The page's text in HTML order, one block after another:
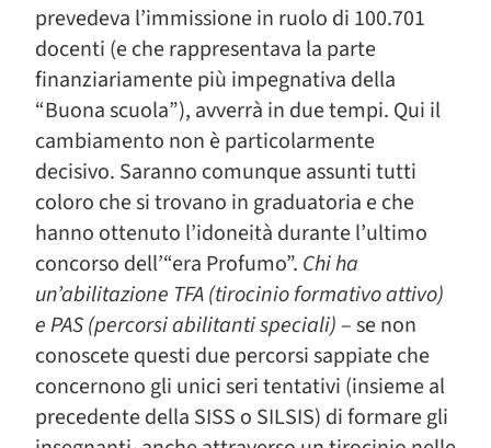
prevedeva l’immissione in ruolo di 100.701
docenti (e che rappresentava la parte
finanziariamente più impegnativa della
“Buona scuola”), avverrà in due tempi. Qui il
cambiamento non è particolarmente
decisivo. Saranno comunque assunti tutti
coloro che si trovano in graduatoria e che
hanno ottenuto l’idoneità durante l’ultimo
concorso dell’“era Profumo”. Chi ha
un’abilitazione TFA (tirocinio formativo attivo)
e PAS (percorsi abilitanti speciali) – se non
conoscete questi due percorsi sappiate che
concernono gli unici seri tentativi (insieme al
precedente della SISS o SILSIS) di formare gli